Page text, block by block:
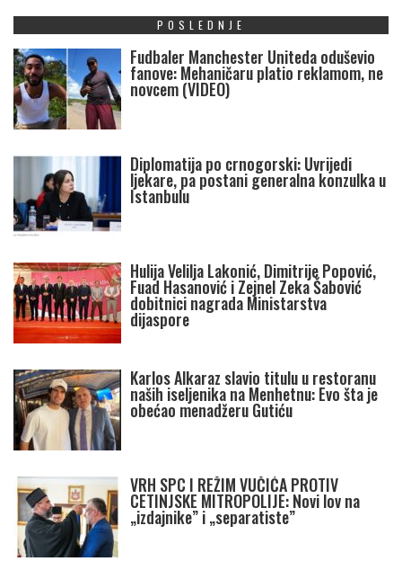
POSLEDNJE
Fudbaler Manchester Uniteda oduševio
fanove: Mehaničaru platio reklamom, ne
novcem (VIDEO)
Diplomatija po crnogorski: Uvrijedi
ljekare, pa postani generalna konzulka u
Istanbulu
Hulija Velilja Lakonić, Dimitrije Popović,
Fuad Hasanović i Zejnel Zeka Šabović
dobitnici nagrada Ministarstva
dijaspore
Karlos Alkaraz slavio titulu u restoranu
naših iseljenika na Menhetnu: Evo šta je
obećao menadžeru Gutiću
VRH SPC I REŽIM VUČIĆA PROTIV
CETINJSKE MITROPOLIJE: Novi lov na
„izdajnike” i „separatiste”